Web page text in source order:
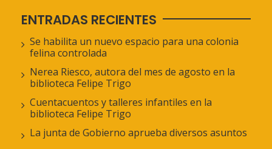
ENTRADAS RECIENTES
Se habilita un nuevo espacio para una colonia
felina controlada
Nerea Riesco, autora del mes de agosto en la
biblioteca Felipe Trigo
Cuentacuentos y talleres infantiles en la
biblioteca Felipe Trigo
La junta de Gobierno aprueba diversos asuntos